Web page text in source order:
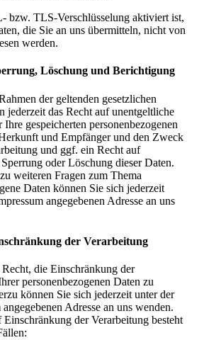
bzw. TLS-Verschlüsselung aktiviert ist,
die Sie an uns übermitteln, nicht von
werden.
Löschung und Berichtigung
der geltenden gesetzlichen
jederzeit das Recht auf unentgeltliche
gespeicherten personenbezogenen
und Empfänger und den Zweck
und ggf. ein Recht auf
oder Löschung dieser Daten.
weiteren Fragen zum Thema
Daten können Sie sich jederzeit
angegebenen Adresse an uns
der Verarbeitung
Recht, die Einschränkung der
personenbezogenen Daten zu
können Sie sich jederzeit unter der
Adresse an uns wenden.
Einschränkung der Verarbeitung besteht